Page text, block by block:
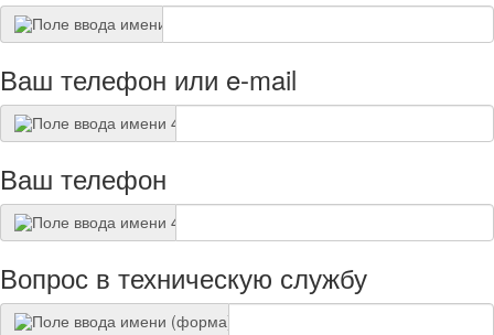
Ваш телефон или e-mail
Ваш телефон
Вопрос в техническую службу